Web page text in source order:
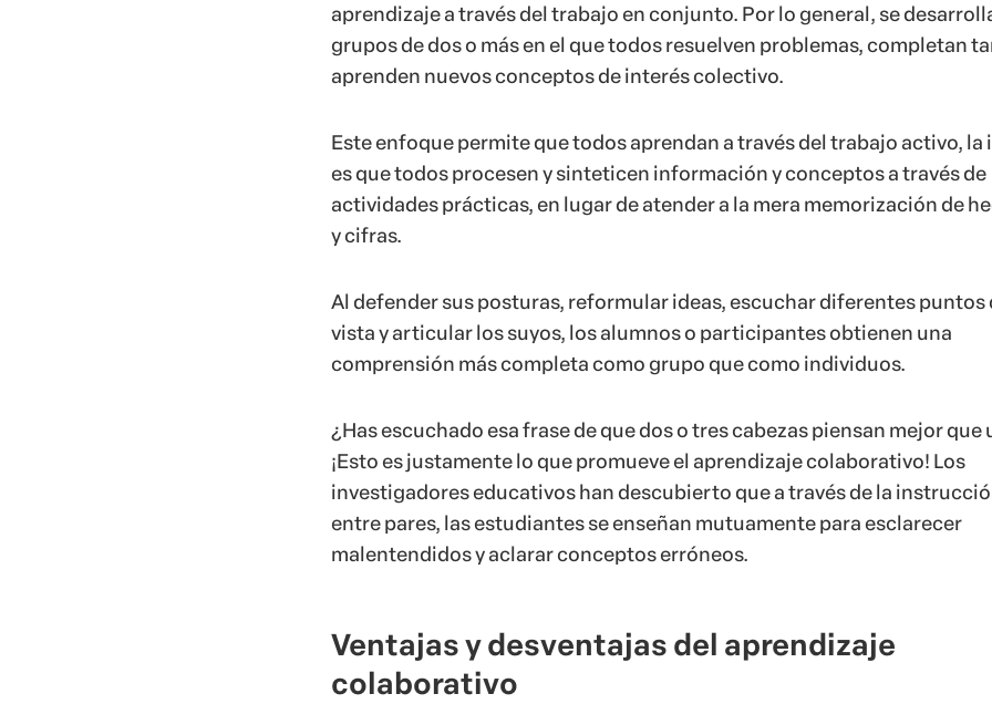
aprendizaje a través del trabajo en conjunto. Por lo general, se
grupos de dos o más en el que todos resuelven problemas, completan
aprenden nuevos conceptos de interés colectivo.
Este enfoque permite que todos aprendan a través del trabajo activo, la
es que todos procesen y sinteticen información y conceptos a través de
actividades prácticas, en lugar de atender a la mera memorización de
y cifras.
Al defender sus posturas, reformular ideas, escuchar diferentes puntos
vista y articular los suyos, los alumnos o participantesobtienen una
comprensión más completa como grupo que como individuos.
¿Has escuchado esa frase de que dos o tres cabezas piensan mejor que
¡Esto es justamente lo que promueve el aprendizaje colaborativo! Los
investigadores educativos han descubierto que a través de la
entre pares, las estudiantes se enseñan mutuamentepara esclarecer
malentendidos y aclarar conceptos erróneos.
Ventajas y desventajas del aprendizaje
colaborativo